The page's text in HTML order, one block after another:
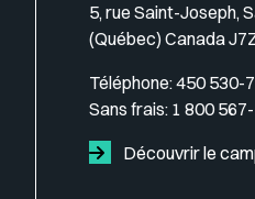
5, rue Saint-Joseph,
(Québec) Canada
Téléphone:450 530-
Sans frais: 1 800
Découvrir le